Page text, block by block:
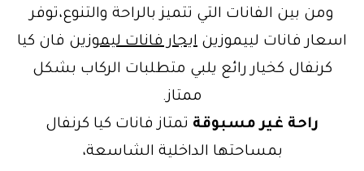
ومن بين الفانات التي تتميز بالراحة والتنوع،توفر
اسعار فانات لييموزين ايجار فانات ليموزين فان كيا
كرنفال كخيار رائع يلبي متطلبات الركاب بشكل
ممتاز.
راحة غير مسبوقة تمتاز فانات كيا كرنفال
بمساحتها الداخلية الشاسعة،